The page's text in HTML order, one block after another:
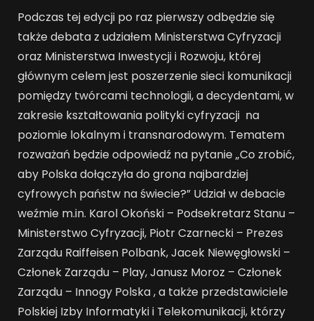
Podczas tej edycji po raz pierwszy odbędzie się
także debata z udziałem Ministerstwa Cyfryzacji
oraz Ministerstwa Inwestycji i Rozwoju, której
głównym celem jest poszerzenie sieci komunikacji
pomiędzy twórcami technologii, a decydentami, w
zakresie kształtowania polityki cyfryzacji na
poziomie lokalnym i transnarodowym. Tematem
rozważań będzie odpowiedź na pytanie „Co zrobić,
aby Polska dołączyła do grona najbardziej
cyfrowych państw na świecie?” Udział w debacie
weźmie m.in. Karol Okoński – Podsekretarz Stanu –
Ministerstwo Cyfryzacji, Piotr Czarnecki – Prezes
Zarządu Raiffeisen Polbank, Jacek Niewęgłowski –
Członek Zarządu – Play, Janusz Moroz – Członek
Zarządu – Innogy Polska , a także przedstawiciele
Polskiej Izby Informatyki i Telekomunikacji, którzy